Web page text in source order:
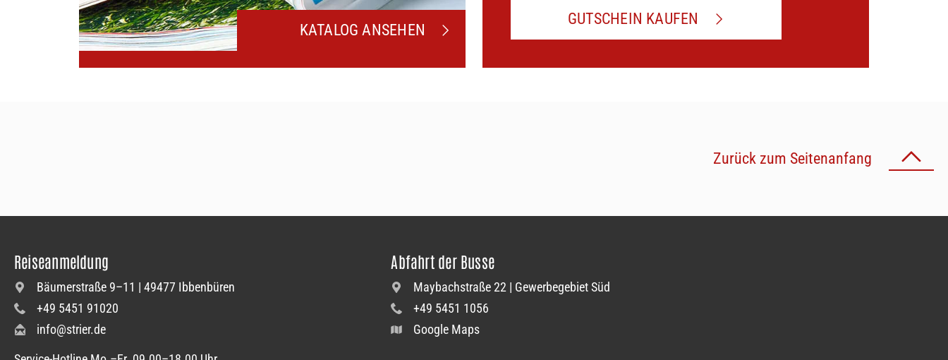
KATALOG ANSEHEN
GUTSCHEIN KAUFEN
Zurück zum Seitenanfang
Reiseanmeldung
Bäumerstraße 9–11 | 49477 Ibbenbüren
+49 5451 91020
info@strier.de
Abfahrt der Busse
Maybachstraße 22 | Gewerbegebiet Süd
+49 5451 1056
Google Maps